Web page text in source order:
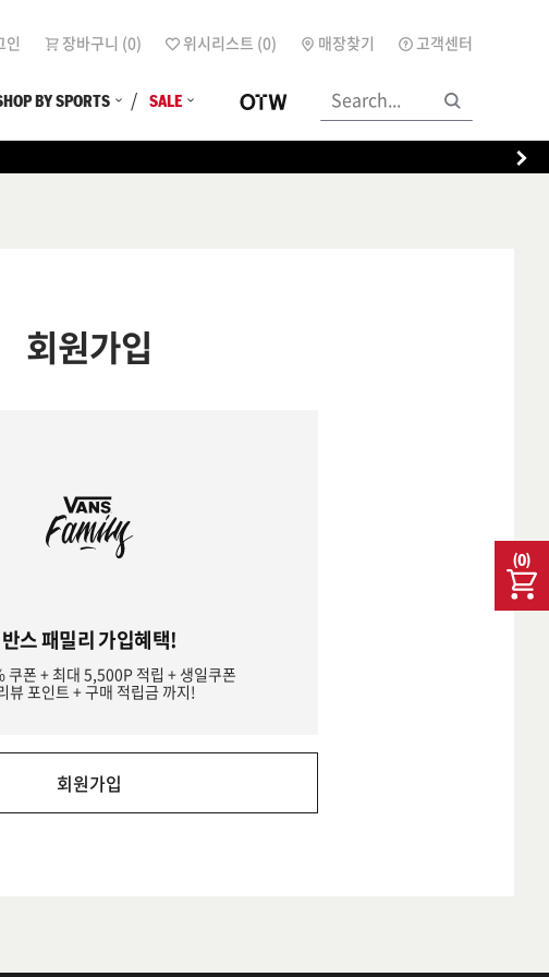
인 장바구니 (0) 위시리스트 (0) 매장찾기 고객센터
BY SPORTS SALE
(0)
회원가입
반스 패밀리 가입혜택!
쿠폰 + 최대 5,500P 적립 + 생일쿠폰
뷰 포인트 + 구매 적립금 까지!
회원가입